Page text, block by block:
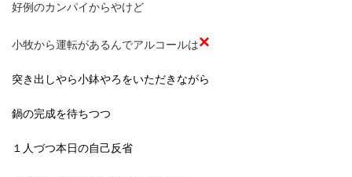
好例のカンパイからやけど
小牧から運転があるんでアルコールは×
突き出しやら小鉢やろをいただきながら
鍋の完成を待ちつつ
１人づつ本日の自己反省